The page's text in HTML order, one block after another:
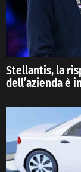
Stellantis, la
dell’azienda è